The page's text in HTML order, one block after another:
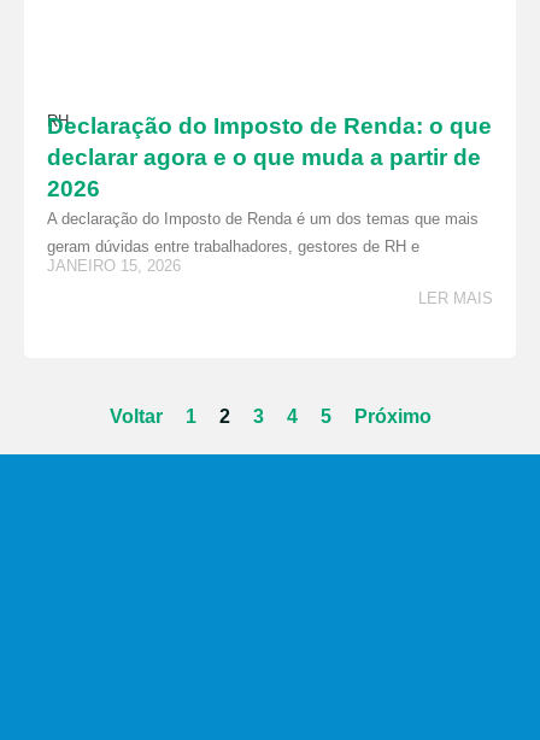
RH
Declaração do Imposto de Renda: o que
declarar agora e o que muda a partir de
2026
A declaração do Imposto de Renda é um dos temas que mais
geram dúvidas entre trabalhadores, gestores de RH e
JANEIRO 15, 2026
LER MAIS
Voltar 1 2 3 4 5 Próximo